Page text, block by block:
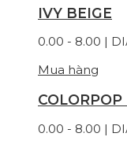
IVY BEIGE
0.00 - 8.00 |
Mua hàng
0.00 - 8.00 |